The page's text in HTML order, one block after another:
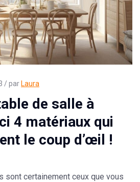
/ parLaura
de salle à
4 matériaux qui
le coup d’œil !
sont certainement ceux que vous